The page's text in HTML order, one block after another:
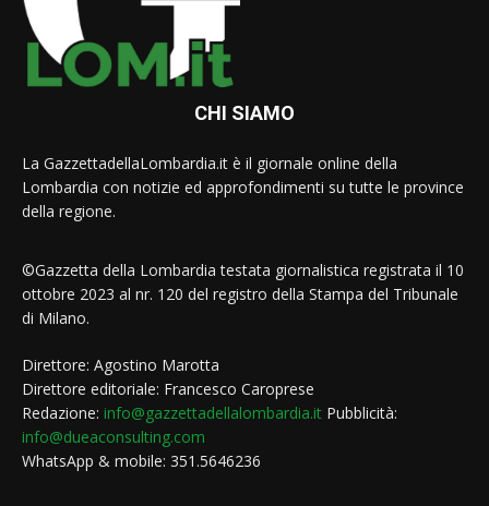
CHI SIAMO
La GazzettadellaLombardia.it è il giornale online della
Lombardia con notizie ed approfondimenti su tutte le province
della regione.
©Gazzetta della Lombardia testata giornalistica registrata il 10
ottobre 2023 al nr. 120 del registro della Stampa del Tribunale
di Milano.
Direttore: Agostino Marotta
Direttore editoriale: Francesco Caroprese
Redazione: info@gazzettadellalombardia.it Pubblicità:
info@dueaconsulting.com
WhatsApp & mobile: 351.5646236